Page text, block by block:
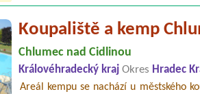
Koupaliště a kemp
Chlumec nad Cidlinou
Královéhradecký krajOkres Hradec
Areál kempu se nachází u městského